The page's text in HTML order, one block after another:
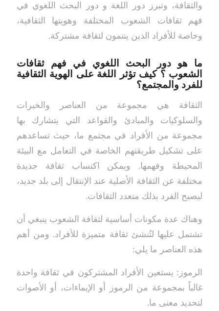
والثقافة، وتبرز دور اللغة و دور البحث اللغوي في
فهم ثقافات الشعوب المختلفة وهويتها الثقافية،
وخاصة للأفراد الذين ينتمون لثقافة مشتركة.
ما هو دور البحث اللغوي في فهم ثقافات
الشعوب ؟ كيف تؤثر اللغة على الهوية الثقافية
للفرد والمجتمع؟
الثقافة هي مجموعة من العناصر والخبرات
والسلوكيات والمبادئ والقواعد التي يتشارك بها
مجموعة من الأفراد في مجتمع ما، حيث تساعدهم
على تشكيل طريقتهم الخاصة في التعامل مع البيئة
المحيطة وفهمها. ويمكن اكتساب ثقافة جديدة
مختلفة عن الثقافة الأصلية عند الإنتقال إلى بلد جديد،
ليصبح الفرد بذلك متعدد الثقافات.
وهناك عدة مكونات أساسية لثقافة الشعوب ينبغي أن
تشتمل عليها لتُنشئ ثقافة متميزة للأفراد. ومن أهم
هذه العناصر ما يلي:
الرموز: يستعين الأفراد المشتركون في ثقافة واحدة
غالباً بمجموعة من الرموز أو الإيماءات، أو الأصوات
لتحديد معنى ما.